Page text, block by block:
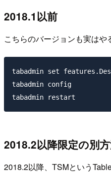
2018.1以前
こちらのバージョンも実は
tabadmin set
tabadmin config
2018.2以降限定の別
2018.2以降、TSMという